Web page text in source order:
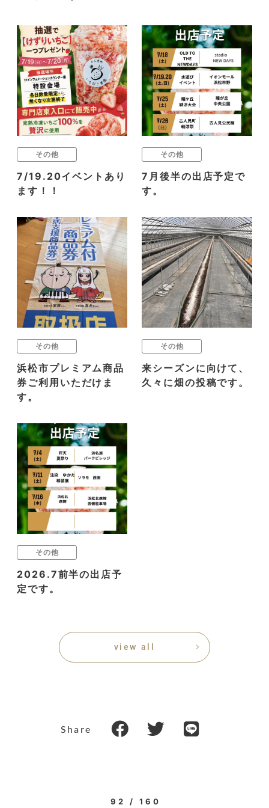
その他
7/19.20イベントあり
ます！！
その他
7月後半の出店予定で
す。
その他
浜松市プレミアム商品
券ご利用いただけま
す。
その他
来シーズンに向けて、
久々に畑の投稿です。
その他
2026.7前半の出店予
定です。
view all
Share
92 / 160